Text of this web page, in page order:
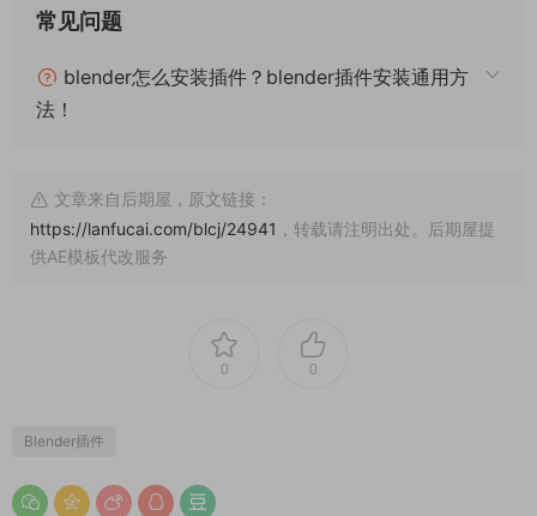
常见问题
blender怎么安装插件？blender插件安装通用方
法！
文章来自后期屋，原文链接：
https://lanfucai.com/blcj/24941 ，转载请注明出处。后期屋提
供AE模板代改服务
0 0
Blender插件